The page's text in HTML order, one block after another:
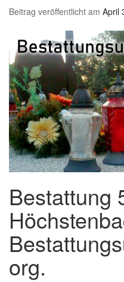
Beitrag veröffentlicht am April
Bestattung
org.